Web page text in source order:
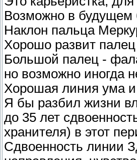
Возможно в будущем
Наклон пальца
Хорошо развит палец
Большой палец -
но возможно иногда
Хорошая линия ума и
Я бы разбил жизни
до 35 лет
хранителя) в этот
Сдвоенность линии